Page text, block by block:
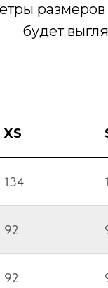
будет
XS
134
92
92